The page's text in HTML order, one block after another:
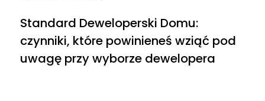
Standard Deweloperski Domu:
czynniki, które powinieneś wziąć pod
uwagę przy wyborze dewelopera